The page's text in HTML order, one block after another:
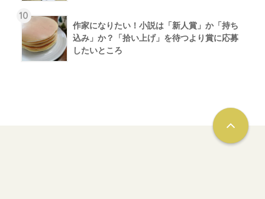
10
作家になりたい！小説は「新人賞」か「持ち
込み」か？「拾い上げ」を待つより賞に応募
したいところ